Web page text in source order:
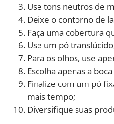
Use tons neutros de
Deixe o contorno de
Faça uma cobertura
Use um pó translúcido;
Para os olhos, use
Escolha apenas a
Finalize com um pó
mais tempo;
Diversifique suas